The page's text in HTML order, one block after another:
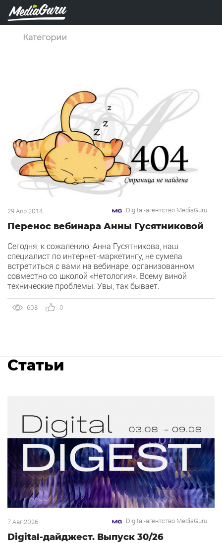
Категории
29 Апр 2014 Digital-агентство MediaGuru
Перенос вебинара Анны Гусятниковой
Сегодня, к сожалению, Анна Гусятникова, наш
специалист по интернет-маркетингу, не сумела
встретиться с вами на вебинаре, организованном
совместно со школой «Нетология». Всему виной
технические проблемы. Увы, так бывает.
608 0
Статьи
7 Авг 2026 Digital-агентство MediaGuru
Digital-дайджест. Выпуск 30/26